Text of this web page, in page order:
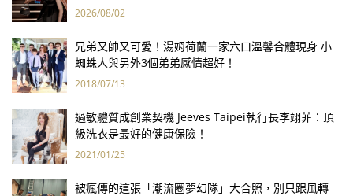
報亮眼
2026/08/02
兄弟又帥又可愛！湯姆荷蘭一家六口溫馨合體現身 小
蜘蛛人與另外3個弟弟感情超好！
2018/07/13
過敏體質成創業契機 Jeeves Taipei執行長李翊菲：頂
級洗衣是最好的健康保險！
2021/01/25
被瘋傳的這張「潮流圈夢幻隊」大合照，別只跟風轉